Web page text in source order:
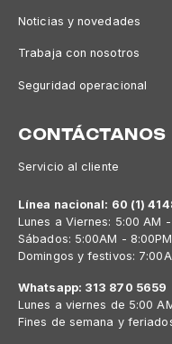
Noticias y novedades
Trabaja con nosotros
Seguridad operacional
CONTÁCTANOS
Servicio al cliente
Línea nacional: 60 (1)
Lunes a Viernes: 5:00 AM
Sábados: 5:00AM - 8:00PM
Domingos y festivos:
Whatsapp: 313 870 5659
Lunes a viernes de 5:00
Fines de semana y